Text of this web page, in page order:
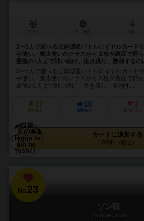
3〜5人で遊べる正体隠匿バトルロイヤルカード
弓使い、魔法使いのクラスから２枚が裏面で配
最後の1人まで戦い続け、生き残り、勝利するの
3〜5人で遊べる正体隠匿バトルロイヤルカード
弓使い、魔法使いのクラスから２枚が裏面で配
最後の1人まで戦い続け、生き残り、勝利す...
17
興味あり
10
経験あり
3
お気に入り
カートに追加する
1,000円（税込）
No.23
ゾン狼
Zombie Jinro